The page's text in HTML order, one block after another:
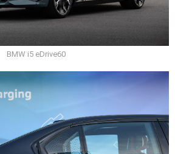
BMW i5 eDrive60